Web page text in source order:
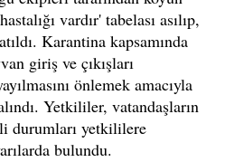
vardır' tabelası asılıp,
Karantina kapsamında
giriş ve çıkışları
önlemek amacıyla
Yetkililer, vatandaşların
durumları yetkililere
bulundu.